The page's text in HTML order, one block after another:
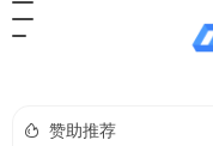
赞助推荐